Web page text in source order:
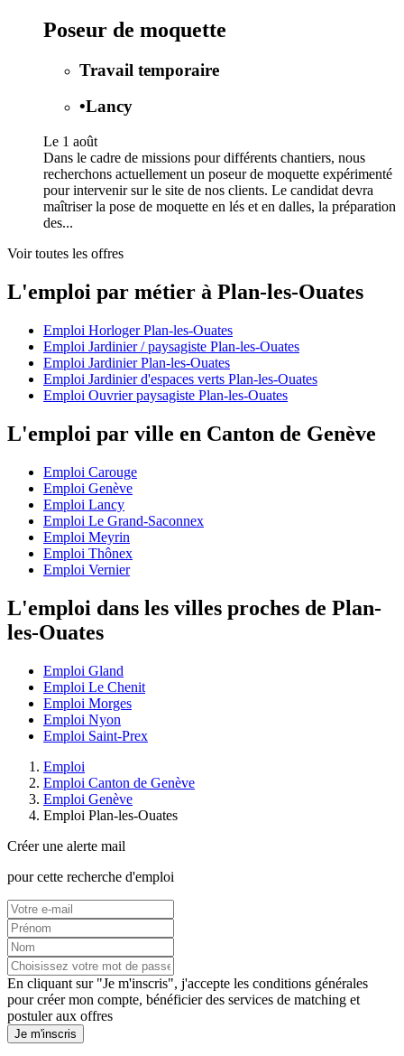
Poseur de moquette
Travail temporaire
•Lancy
Le 1 août
Dans le cadre de missions pour différents chantiers, nous
recherchons actuellement un poseur de moquette expérimenté
pour intervenir sur le site de nos clients. Le candidat devra
maîtriser la pose de moquette en lés et en dalles, la préparation
des...
Voir toutes les offres
L'emploi par métier à Plan-les-Ouates
Emploi Horloger Plan-les-Ouates
Emploi Jardinier / paysagiste Plan-les-Ouates
Emploi Jardinier Plan-les-Ouates
Emploi Jardinier d'espaces verts Plan-les-Ouates
Emploi Ouvrier paysagiste Plan-les-Ouates
L'emploi par ville en Canton de Genève
Emploi Carouge
Emploi Genève
Emploi Lancy
Emploi Le Grand-Saconnex
Emploi Meyrin
Emploi Thônex
Emploi Vernier
L'emploi dans les villes proches de Plan-
les-Ouates
Emploi Gland
Emploi Le Chenit
Emploi Morges
Emploi Nyon
Emploi Saint-Prex
Emploi
Emploi Canton de Genève
Emploi Genève
Emploi Plan-les-Ouates
Créer une alerte mail
pour cette recherche d'emploi
En cliquant sur "Je m'inscris", j'accepte les conditions générales
pour créer mon compte, bénéficier des services de matching et
postuler aux offres
Je m'inscris